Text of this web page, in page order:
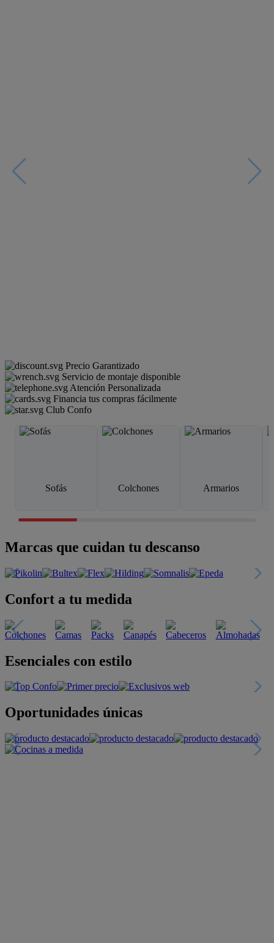
Precio Garantizado
Servicio de montaje disponible
Atención Personalizada
Financia tus compras fácilmente
Club Confo
Sofás Colchones Armarios
Marcas que cuidan tu descanso
Confort a tu medida
Esenciales con estilo
Oportunidades únicas